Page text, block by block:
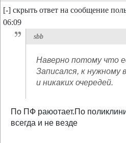
[-] скрыть ответ на сообщение
06:09
sbb
Наверно потому что
Записался, к нужному
и никаких очередей.
По ПФ раюотает.По
всегда и не везде